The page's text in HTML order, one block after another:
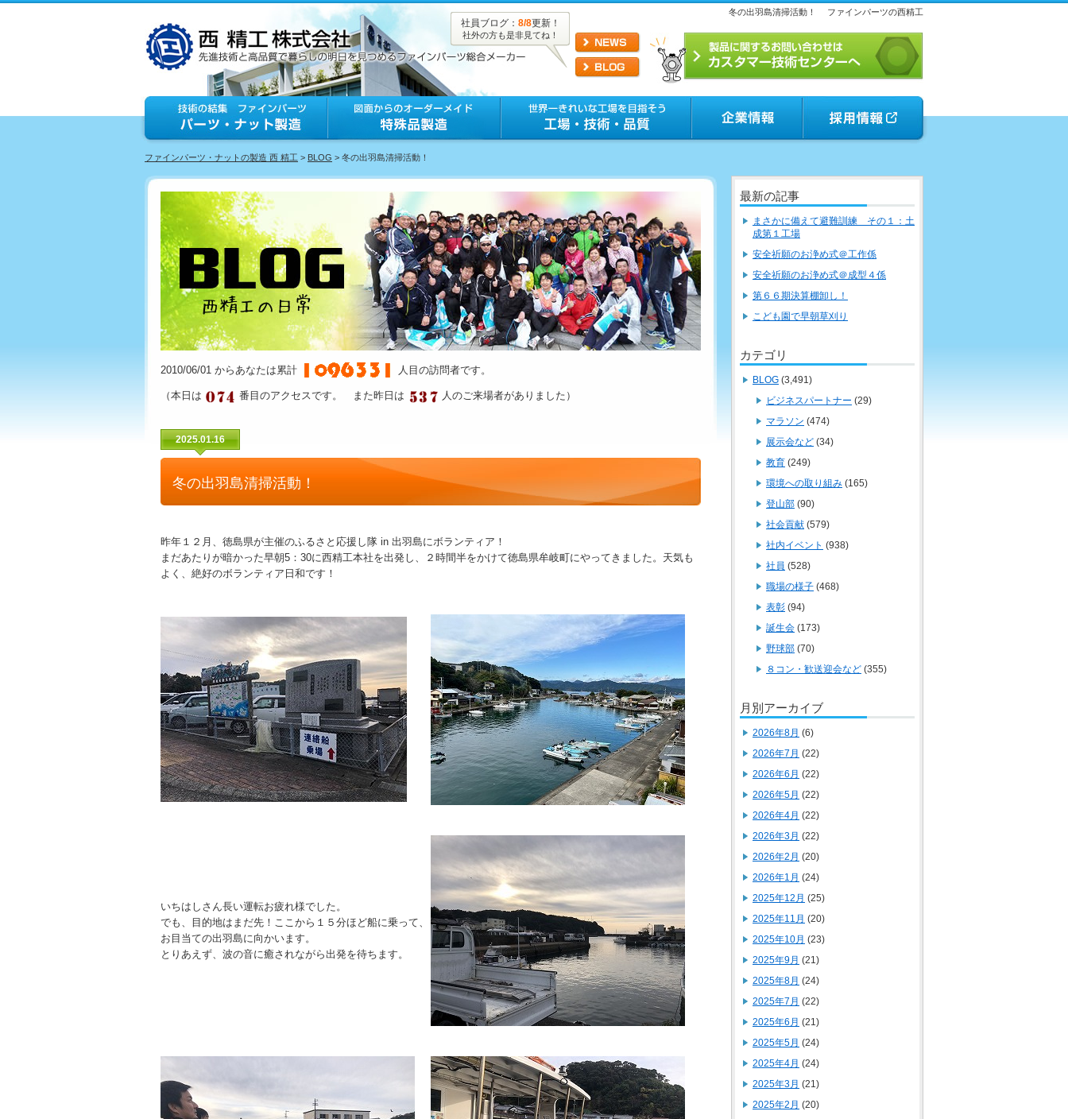
冬の出羽島清掃活動！ ファインパーツの西精工
社員ブログ： 8/8更新！
社外の方も是非見てね！
ファインパーツ・ナットの製造 西 精工 > BLOG > 冬の出羽島清掃活動！
2010/06/01 からあなたは累計 人目の訪問者です。
（本日は 番目のアクセスです。 また昨日は 人のご来場者がありました）
2025.01.16
冬の出羽島清掃活動！
昨年１２月、徳島県が主催のふるさと応援し隊 in 出羽島にボランティア！
まだあたりが暗かった早朝5：30に西精工本社を出発し、２時間半をかけて徳島県牟岐町にやってきました。天気も
よく、絶好のボランティア日和です！
いちはしさん長い運転お疲れ様でした。
でも、目的地はまだ先！ここから１５分ほど船に乗って、
お目当ての出羽島に向かいます。
とりあえず、波の音に癒されながら出発を待ちます。
最新の記事
まさかに備えて避難訓練 その１：土
成第１工場
安全祈願のお浄め式＠工作係
安全祈願のお浄め式＠成型４係
第６６期決算棚卸し！
こども園で早朝草刈り
カテゴリ
BLOG (3,491)
ビジネスパートナー (29)
マラソン (474)
展示会など (34)
教育 (249)
環境への取り組み (165)
登山部 (90)
社会貢献 (579)
社内イベント (938)
社員 (528)
職場の様子 (468)
表彰 (94)
誕生会 (173)
野球部 (70)
８コン・歓送迎会など (355)
月別アーカイブ
2026年8月 (6)
2026年7月 (22)
2026年6月 (22)
2026年5月 (22)
2026年4月 (22)
2026年3月 (22)
2026年2月 (20)
2026年1月 (24)
2025年12月 (25)
2025年11月 (20)
2025年10月 (23)
2025年9月 (21)
2025年8月 (24)
2025年7月 (22)
2025年6月 (21)
2025年5月 (24)
2025年4月 (24)
2025年3月 (21)
2025年2月 (20)